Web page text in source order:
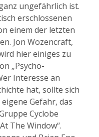
ungefährlich ist.
erschlossenen
einem der letzten
Jon Wozencraft,
hier einiges zu
„Psycho-
Interesse an
hat, sollte sich
Gefahr, das
Cyclobe
The Window“.